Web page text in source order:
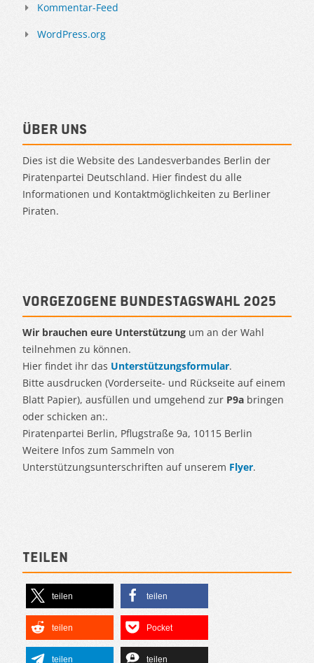
Kommentar-Feed
WordPress.org
Über uns
Dies ist die Website des Landesverbandes Berlin der
Piratenpartei Deutschland. Hier findest du alle
Informationen und Kontaktmöglichkeiten zu Berliner
Piraten.
Vorgezogene Bundestagswahl 2025
Wir brauchen eure Unterstützung um an der Wahl
teilnehmen zu können.
Hier findet ihr das Unterstützungsformular.
Bitte ausdrucken (Vorderseite- und Rückseite auf einem
Blatt Papier), ausfüllen und umgehend zur P9a bringen
oder schicken an:.
Piratenpartei Berlin, Pflugstraße 9a, 10115 Berlin
Weitere Infos zum Sammeln von
Unterstützungsunterschriften auf unserem Flyer.
Teilen
teilen teilen
teilen Pocket
teilen teilen